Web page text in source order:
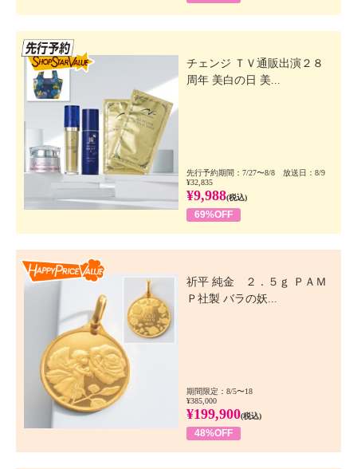
チェンジ ＴＶ通販出演２８
周年 美白の日 美...
先行予約期間：7/27〜8/8 放送日：8/9
¥32,835
¥9,988(税込)
69%OFF
祈平 純金 ２．５ｇ ＰＡＭ
Ｐ社製 バラの妖...
期間限定：8/5〜18
¥385,000
¥199,900(税込)
48%OFF